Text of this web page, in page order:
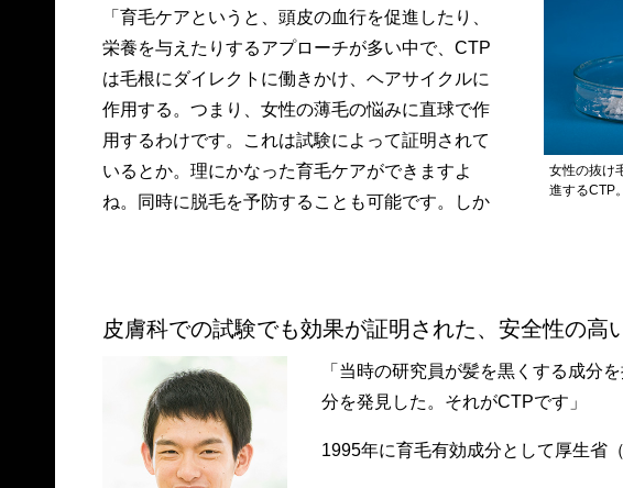
「育毛ケアというと、頭皮の血行を促進したり、
栄養を与えたりするアプローチが多い中で、CTP
は毛根にダイレクトに働きかけ、ヘアサイクルに
作用する。つまり、女性の薄毛の悩みに直球で作
用するわけです。これは試験によって証明されて
いるとか。理にかなった育毛ケアができますよ
ね。同時に脱毛を予防することも可能です。しか
女性の抜け
進するCTP
皮膚科での試験でも効果が証明された、安全性の高
「当時の研究員が髪を黒くする成分
分を発見した。それがCTPです」
1995年に育毛有効成分として厚生省